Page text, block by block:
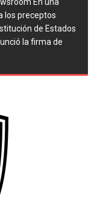
​En una
los preceptos
de Estados
la firma de